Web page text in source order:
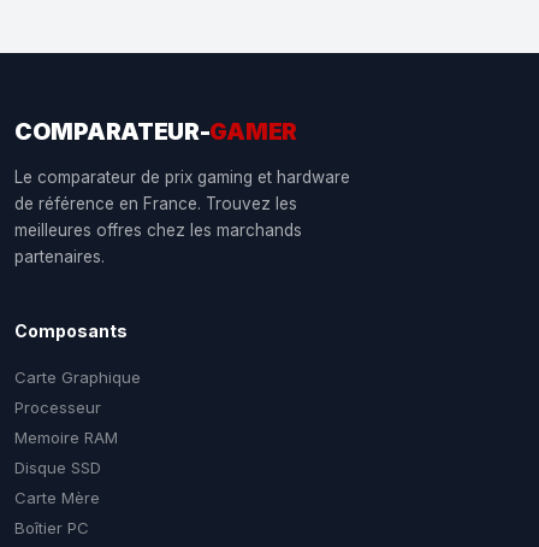
COMPARATEUR-GAMER
Le comparateur de prix gaming et hardware
de référence en France. Trouvez les
meilleures offres chez les marchands
partenaires.
Composants
Carte Graphique
Processeur
Memoire RAM
Disque SSD
Carte Mère
Boîtier PC